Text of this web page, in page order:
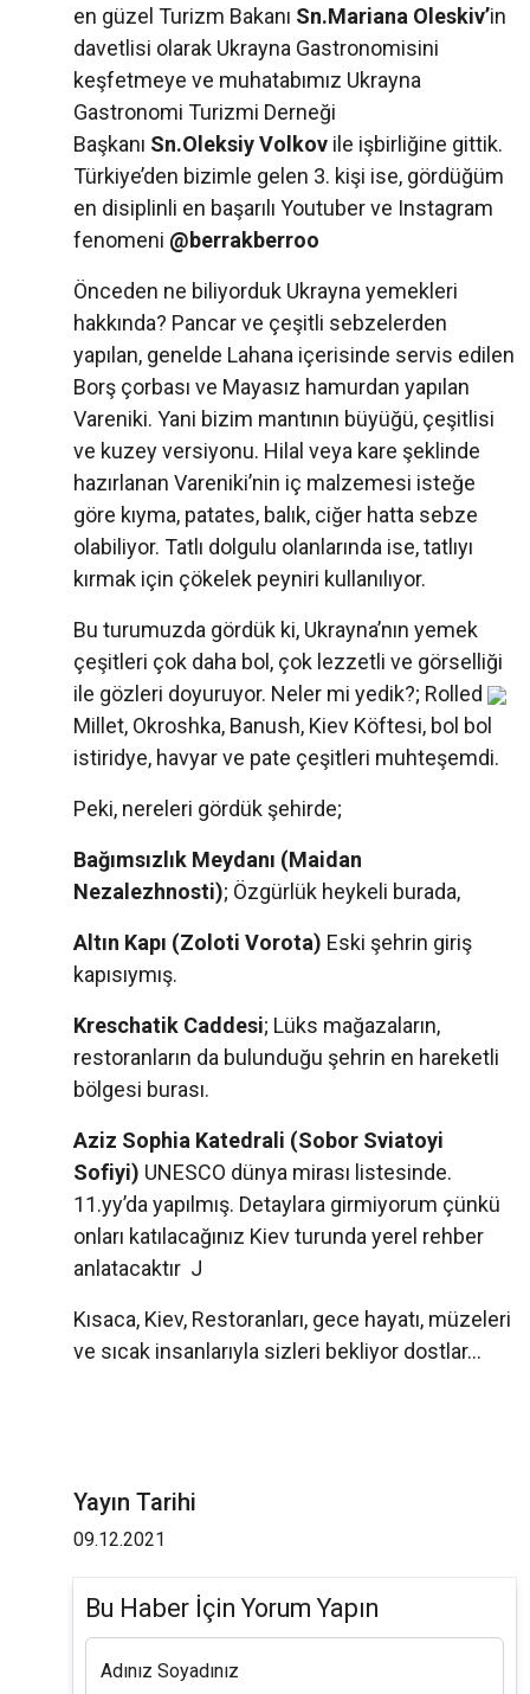
en güzel Turizm Bakanı Sn.Mariana Oleskiv’in
davetlisi olarak Ukrayna Gastronomisini
keşfetmeye ve muhatabımız Ukrayna
Gastronomi Turizmi Derneği
Başkanı Sn.Oleksiy Volkov ile işbirliğine gittik.
Türkiye’den bizimle gelen 3. kişi ise, gördüğüm
en disiplinli en başarılı Youtuber ve Instagram
fenomeni @berrakberroo
Önceden ne biliyorduk Ukrayna yemekleri
hakkında? Pancar ve çeşitli sebzelerden
yapılan, genelde Lahana içerisinde servis edilen
Borş çorbası ve Mayasız hamurdan yapılan
Vareniki. Yani bizim mantının büyüğü, çeşitlisi
ve kuzey versiyonu. Hilal veya kare şeklinde
hazırlanan Vareniki’nin iç malzemesi isteğe
göre kıyma, patates, balık, ciğer hatta sebze
olabiliyor. Tatlı dolgulu olanlarında ise, tatlıyı
kırmak için çökelek peyniri kullanılıyor.
Bu turumuzda gördük ki, Ukrayna’nın yemek
çeşitleri çok daha bol, çok lezzetli ve görselliği
ile gözleri doyuruyor. Neler mi yedik?; Rolled
Millet, Okroshka, Banush, Kiev Köftesi, bol bol
istiridye, havyar ve pate çeşitleri muhteşemdi.
Peki, nereleri gördük şehirde;
Bağımsızlık Meydanı (Maidan
Nezalezhnosti); Özgürlük heykeli burada,
Altın Kapı (Zoloti Vorota) Eski şehrin giriş
kapısıymış.
Kreschatik Caddesi; Lüks mağazaların,
restoranların da bulunduğu şehrin en hareketli
bölgesi burası.
Aziz Sophia Katedrali (Sobor Sviatoyi
Sofiyi) UNESCO dünya mirası listesinde.
11.yy’da yapılmış. Detaylara girmiyorum çünkü
onları katılacağınız Kiev turunda yerel rehber
anlatacaktır J
Kısaca, Kiev, Restoranları, gece hayatı, müzeleri
ve sıcak insanlarıyla sizleri bekliyor dostlar…
Yayın Tarihi
09.12.2021
Bu Haber İçin Yorum Yapın
Adınız Soyadınız